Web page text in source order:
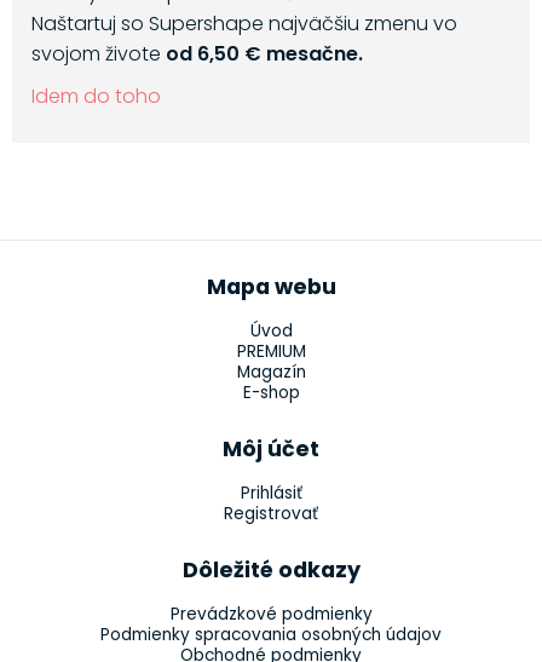
Naštartuj so Supershape najväčšiu zmenu vo
svojom živote od 6,50 € mesačne.
Idem do toho
Mapa webu
Úvod
PREMIUM
Magazín
E-shop
Môj účet
Prihlásiť
Registrovať
Dôležité odkazy
Prevádzkové podmienky
Podmienky spracovania osobných údajov
Obchodné podmienky